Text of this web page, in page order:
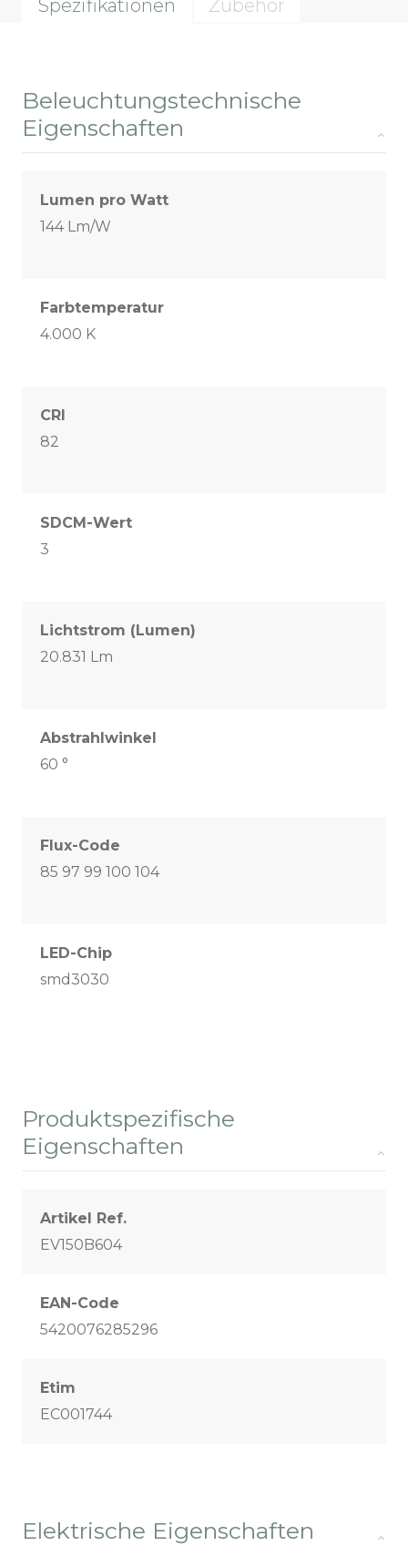
Spezifikationen Zubehör
Beleuchtungstechnische
Eigenschaften
Lumen pro Watt
144 Lm/W
Farbtemperatur
4.000 K
CRI
82
SDCM-Wert
3
Lichtstrom (Lumen)
20.831 Lm
Abstrahlwinkel
60 °
Flux-Code
85 97 99 100 104
LED-Chip
smd3030
Produktspezifische
Eigenschaften
Artikel Ref.
EV150B604
EAN-Code
5420076285296
Etim
EC001744
Elektrische Eigenschaften